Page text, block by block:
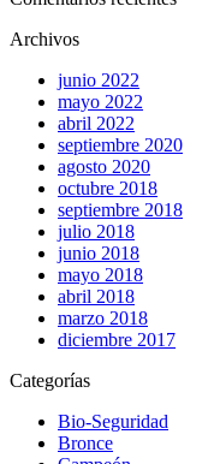
Archivos
junio 2022
mayo 2022
abril 2022
septiembre 2020
agosto 2020
octubre 2018
septiembre 2018
julio 2018
junio 2018
mayo 2018
abril 2018
marzo 2018
diciembre 2017
Categorías
Bio-Seguridad
Bronce